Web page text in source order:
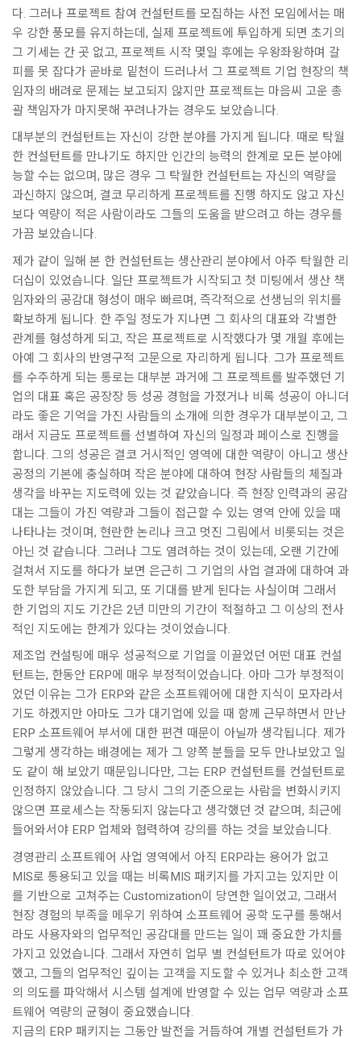
다. 그러나 프로젝트 참여 컨설턴트를 모집하는 사전 모임에서는 매
우 강한 풍모를 유지하는데, 실제 프로젝트에 투입하게 되면 초기의
그 기세는 간 곳 없고, 프로젝트 시작 몇일 후에는 우왕좌왕하며 갈
피를 못 잡다가 곧바로 밑천이 드러나서 그 프로젝트 기업 현장의 책
임자의 배려로 문제는 보고되지 않지만 프로젝트는 마음씨 고운 총
괄 책임자가 마지못해 꾸려나가는 경우도 보았습니다.
대부분의 컨설턴트는 자신이 강한 분야를 가지게 됩니다. 때로 탁월
한 컨설턴트를 만나기도 하지만 인간의 능력의 한계로 모든 분야에
능할 수는 없으며, 많은 경우 그 탁월한 컨설턴트는 자신의 역량을
과신하지 않으며, 결코 무리하게 프로젝트를 진행 하지도 않고 자신
보다 역량이 적은 사람이라도 그들의 도움을 받으려고 하는 경우를
가끔 보았습니다.
제가 같이 일해 본 한 컨설턴트는 생산관리 분야에서 아주 탁월한 리
더십이 있었습니다. 일단 프로젝트가 시작되고 첫 미팅에서 생산 책
임자와의 공감대 형성이 매우 빠르며, 즉각적으로 선생님의 위치를
확보하게 됩니다. 한 주일 정도가 지나면 그 회사의 대표와 각별한
관계를 형성하게 되고, 작은 프로젝트로 시작했다가 몇 개월 후에는
아예 그 회사의 반영구적 고문으로 자리하게 됩니다. 그가 프로젝트
를 수주하게 되는 통로는 대부분 과거에 그 프로젝트를 발주했던 기
업의 대표 혹은 공장장 등 성공 경험을 가졌거나 비록 성공이 아니더
라도 좋은 기억을 가진 사람들의 소개에 의한 경우가 대부분이고, 그
래서 지금도 프로젝트를 선별하여 자신의 일정과 페이스로 진행을
합니다. 그의 성공은 결코 거시적인 영역에 대한 역량이 아니고 생산
공정의 기본에 충실하며 작은 분야에 대하여 현장 사람들의 체질과
생각을 바꾸는 지도력에 있는 것 같았습니다. 즉 현장 인력과의 공감
대는 그들이 가진 역량과 그들이 접근할 수 있는 영역 안에 있을 때
나타나는 것이며, 현란한 논리나 크고 멋진 그림에서 비롯되는 것은
아닌 것 같습니다. 그러나 그도 염려하는 것이 있는데, 오랜 기간에
걸쳐서 지도를 하다가 보면 은근히 그 기업의 사업 결과에 대하여 과
도한 부담을 가지게 되고, 또 기대를 받게 된다는 사실이며 그래서
한 기업의 지도 기간은 2년 미만의 기간이 적절하고 그 이상의 전사
적인 지도에는 한계가 있다는 것이었습니다.
제조업 컨설팅에 매우 성공적으로 기업을 이끌었던 어떤 대표 컨설
턴트는, 한동안 ERP에 매우 부정적이었습니다. 아마 그가 부정적이
었던 이유는 그가 ERP와 같은 소프트웨어에 대한 지식이 모자라서
기도 하겠지만 아마도 그가 대기업에 있을 때 함께 근무하면서 만난
ERP 소프트웨어 부서에 대한 편견 때문이 아닐까 생각됩니다. 제가
그렇게 생각하는 배경에는 제가 그 양쪽 분들을 모두 만나보았고 일
도 같이 해 보았기 때문입니다만, 그는 ERP 컨설턴트를 컨설턴트로
인정하지 않았습니다. 그 당시 그의 기준으로는 사람을 변화시키지
않으면 프로세스는 작동되지 않는다고 생각했던 것 같으며, 최근에
들어와서야 ERP 업체와 협력하여 강의를 하는 것을 보았습니다.
경영관리 소프트웨어 사업 영역에서 아직 ERP라는 용어가 없고
MIS로 통용되고 있을 때는 비록MIS 패키지를 가지고는 있지만 이
를 기반으로 고쳐주는 Customization이 당연한 일이었고, 그래서
현장 경험의 부족을 메우기 위하여 소프트웨어 공학 도구를 통해서
라도 사용자와의 업무적인 공감대를 만드는 일이 꽤 중요한 가치를
가지고 있었습니다. 그래서 자연히 업무 별 컨설턴트가 따로 있어야
했고, 그들의 업무적인 깊이는 고객을 지도할 수 있거나 최소한 고객
의 의도를 파악해서 시스템 설계에 반영할 수 있는 업무 역량과 소프
트웨어 역량의 균형이 중요했습니다.
지금의 ERP 패키지는 그동안 발전을 거듭하여 개별 컨설턴트가 가